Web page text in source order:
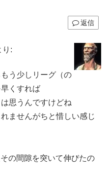
返信
り:
う少しリーグ（の
くすれば
思うんですけどね
ませんがちと惜しい感じ
の間隙を突いて伸びたの